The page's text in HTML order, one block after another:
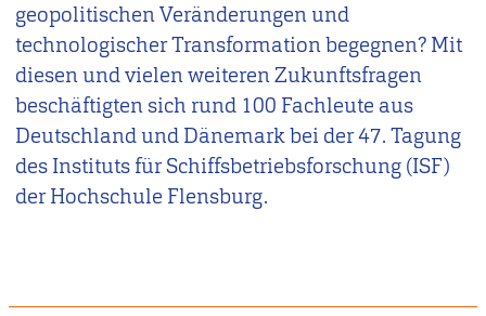
geopolitischen Veränderungen und
technologischer Transformation begegnen? Mit
diesen und vielen weiteren Zukunftsfragen
beschäftigten sich rund 100 Fachleute aus
Deutschland und Dänemark bei der 47. Tagung
des Instituts für Schiffsbetriebsforschung (ISF)
der Hochschule Flensburg.